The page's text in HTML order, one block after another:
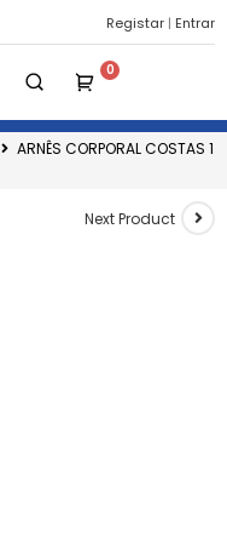
Registar | Entrar
ARNÊS CORPORAL COSTAS 1
Next Product